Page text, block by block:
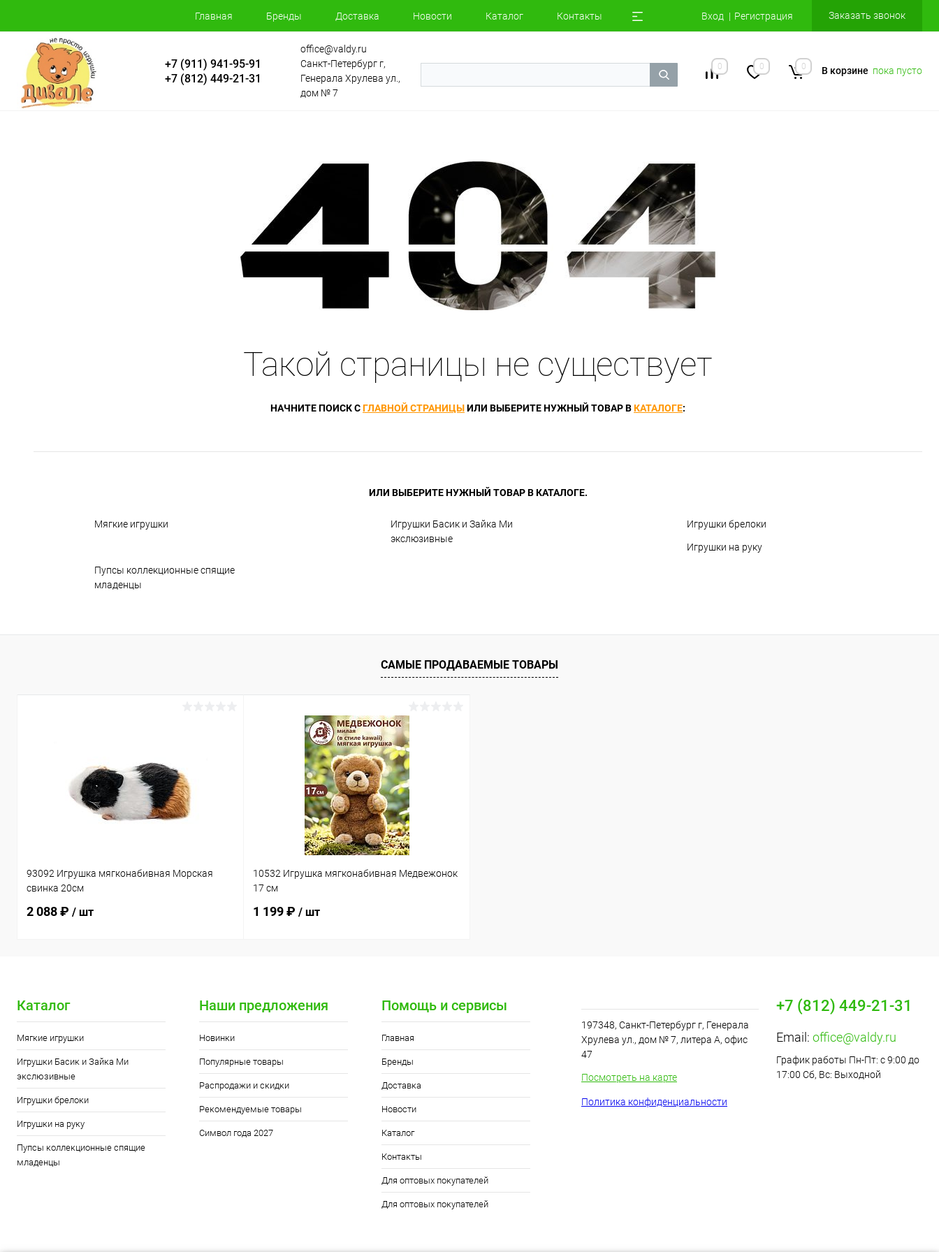
Главная Бренды Доставка Новости Каталог Контакты Вход Регистрация Заказать звонок
+7 (911) 941-95-91
+7 (812) 449-21-31
office@valdy.ru
Санкт-Петербург г,
Генерала Хрулева ул.,
дом​ № 7
0 0 0 В корзине пока пусто
Такой страницы не существует
НАЧНИТЕ ПОИСК СГЛАВНОЙ СТРАНИЦЫИЛИ ВЫБЕРИТЕ НУЖНЫЙ ТОВАР ВКАТАЛОГЕ:
ИЛИ ВЫБЕРИТЕ НУЖНЫЙ ТОВАР В КАТАЛОГЕ.
Мягкие игрушки
Игрушки Басик и Зайка Ми
экслюзивные
Игрушки брелоки
Игрушки на руку
Пупсы коллекционные спящие
младенцы
САМЫЕ ПРОДАВАЕМЫЕ ТОВАРЫ
93092 Игрушка мягконабивная Морская
свинка 20см
2 088 ₽ / шт
10532 Игрушка мягконабивная Медвежонок
17 см
1 199 ₽ / шт
Каталог
Мягкие игрушки
Игрушки Басик и Зайка Ми
экслюзивные
Игрушки брелоки
Игрушки на руку
Пупсы коллекционные спящие
младенцы
Наши предложения
Новинки
Популярные товары
Распродажи и скидки
Рекомендуемые товары
Символ года 2027
Помощь и сервисы
Главная
Бренды
Доставка
Новости
Каталог
Контакты
Для оптовых покупателей
Для оптовых покупателей
197348, Санкт-Петербург г, Генерала
Хрулева ул., дом​ № 7, литера А, офис
47
Посмотреть на карте
Политика конфиденциальности
+7 (812) 449-21-31
Email: office@valdy.ru
График работы Пн-Пт: с 9:00 до
17:00 Сб, Вс: Выходной